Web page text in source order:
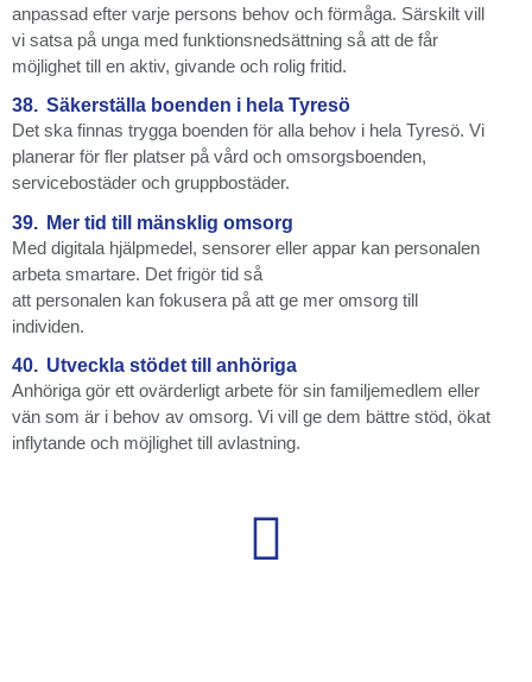
anpassad efter varje persons behov och förmåga. Särskilt vill
vi satsa på unga med funktionsnedsättning så att de får
möjlighet till en aktiv, givande och rolig fritid.
38. Säkerställa boenden i hela Tyresö
Det ska finnas trygga boenden för alla behov i hela Tyresö. Vi
planerar för fler platser på vård och omsorgsboenden,
servicebostäder och gruppbostäder.
39. Mer tid till mänsklig omsorg
Med digitala hjälpmedel, sensorer eller appar kan personalen
arbeta smartare. Det frigör tid så
att personalen kan fokusera på att ge mer omsorg till
individen.
40. Utveckla stödet till anhöriga
Anhöriga gör ett ovärderligt arbete för sin familjemedlem eller
vän som är i behov av omsorg. Vi vill ge dem bättre stöd, ökat
inflytande och möjlighet till avlastning.